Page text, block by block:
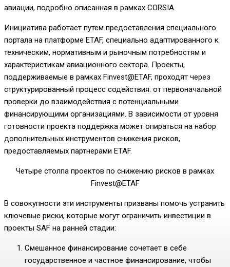
авиации, подробно описанная в рамках CORSIA.
Инициатива работает путем предоставления специального
портала на платформе ETAF, специально адаптированного к
техническим, нормативным и рыночным потребностям и
характеристикам авиационного сектора. Проекты,
поддерживаемые в рамках Finvest@ETAF, проходят через
структурированный процесс содействия: от первоначальной
проверки до взаимодействия с потенциальными
финансирующими организациями. В зависимости от уровня
готовности проекта поддержка может опираться на набор
дополнительных инструментов снижения рисков,
предоставляемых партнерами ETAF.
Четыре столпа проектов по снижению рисков в рамках
Finvest@ETAF
В совокупности эти инструменты призваны помочь устранить
ключевые риски, которые могут ограничить инвестиции в
проекты SAF на ранней стадии:
Смешанное финансирование сочетает в себе
государственное и частное финансирование, чтобы